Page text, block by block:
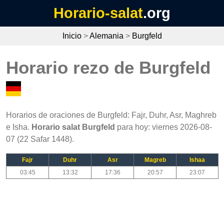
Horario-salat.org
Inicio>Alemania > Burgfeld
Horario rezo de Burgfeld
Horarios de oraciones de Burgfeld: Fajr, Duhr, Asr, Maghreb
e Isha. Horario salat Burgfeld para hoy: viernes 2026-08-
07 (22 Safar 1448).
Fajr Duhr Asr Magreb
Ishaa
03:45
13:32 17:36 20:57 23:07